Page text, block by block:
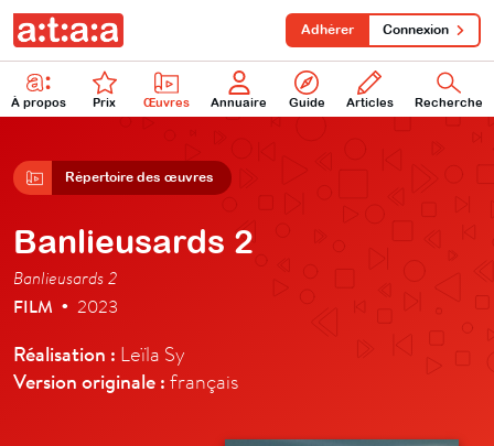
À propos Prix Œuvres Annuaire Guide Articles Recherche
Adhérer Connexion
Répertoire des œuvres
Banlieusards 2
Banlieusards 2
FILM • 2023
Réalisation : Leïla Sy
Version originale : français